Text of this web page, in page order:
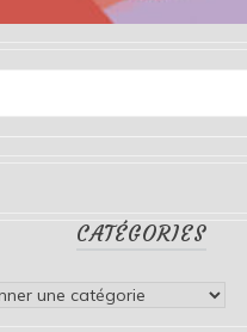
CATÉGORIES